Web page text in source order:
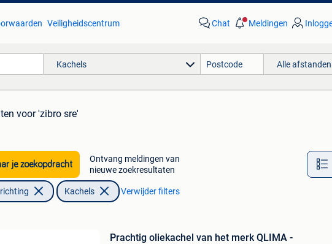
Veiligheidscentrum Chat Meldingen
Kachels Alle
voor 'zibro sre'
je zoekopdracht
Ontvang meldingen van
nieuwe zoekresultaten
Kachels Verwijder filters
Prachtig oliekachel van het merk QLIMA -